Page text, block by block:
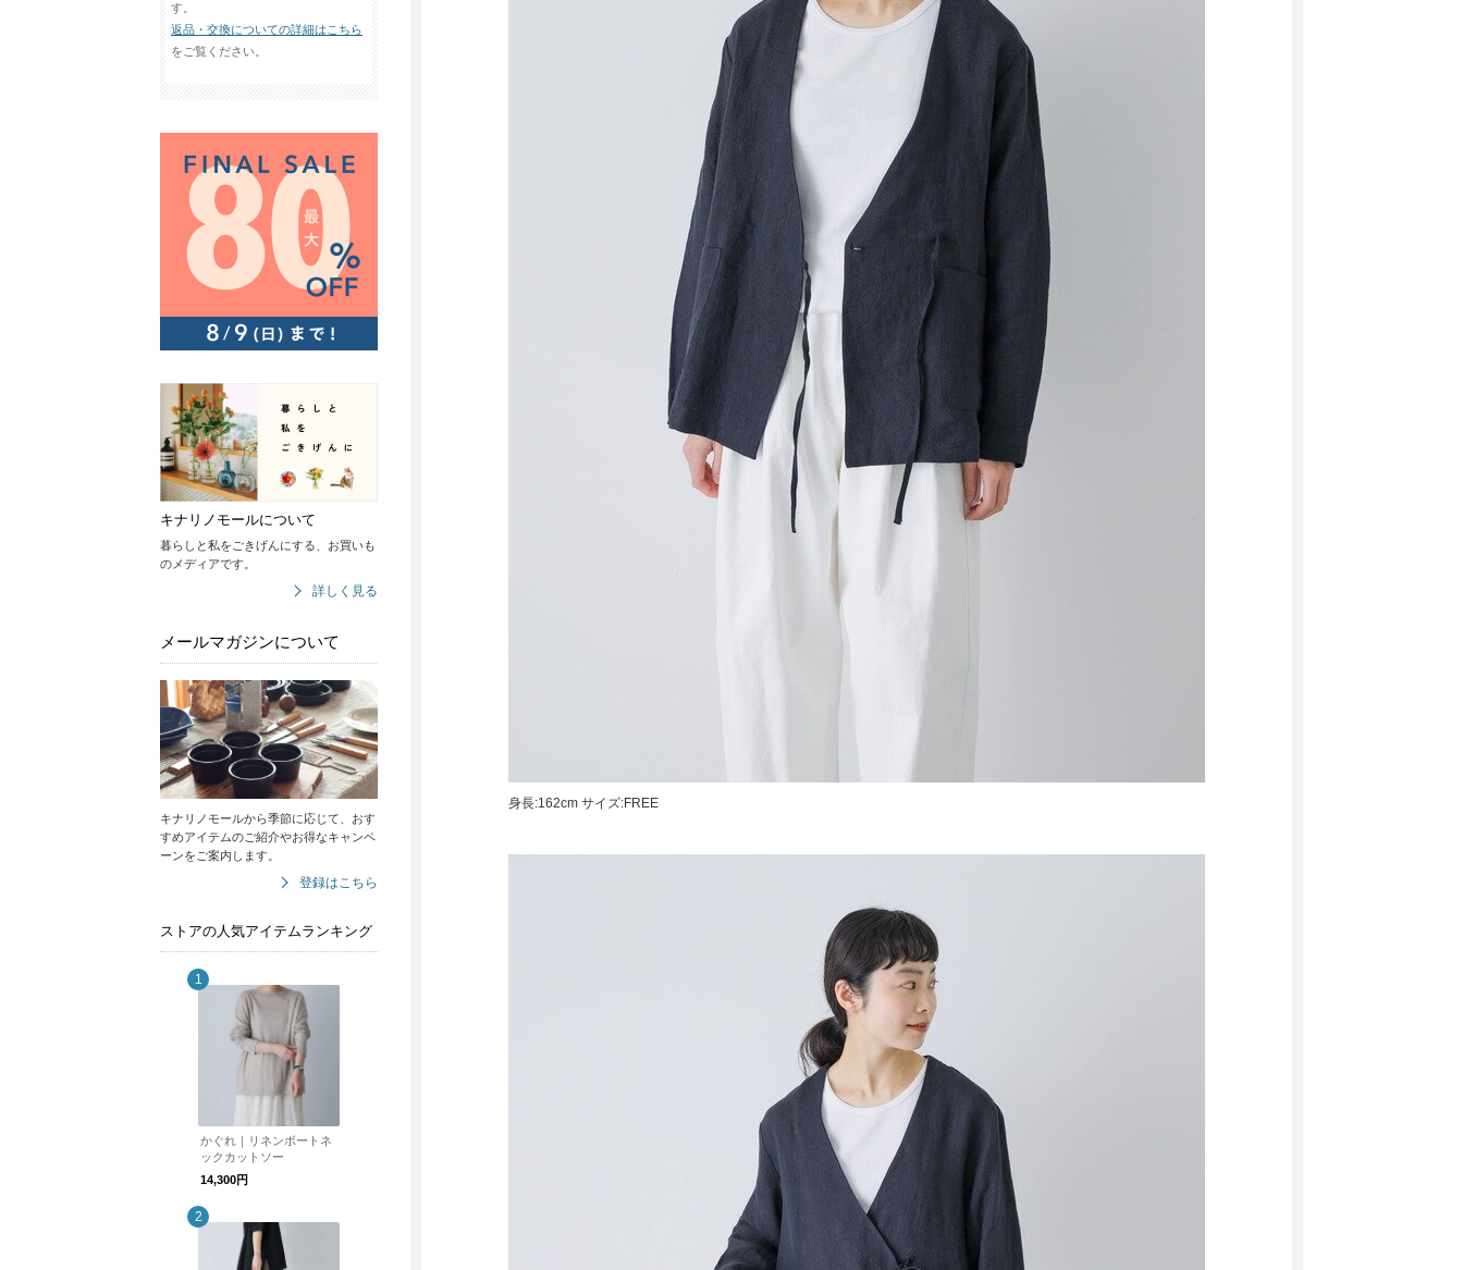
す。
返品・交換についての詳細はこちら
をご覧ください。
キナリノモールについて
暮らしと私をごきげんにする、お買いも
のメディアです。
詳しく見る
メールマガジンについて
キナリノモールから季節に応じて、おす
すめアイテムのご紹介やお得なキャンペ
ーンをご案内します。
登録はこちら
ストアの人気アイテムランキング
かぐれ｜リネンボートネ
ックカットソー
14,300円
身長:162cm サイズ:FREE